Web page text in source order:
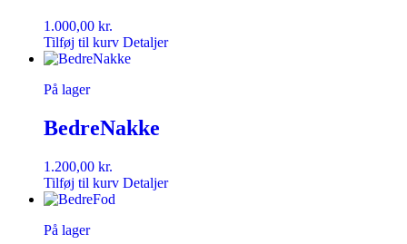
1.000,00 kr.
Tilføj til kurv Detaljer
På lager
BedreNakke
1.200,00 kr.
Tilføj til kurv Detaljer
På lager